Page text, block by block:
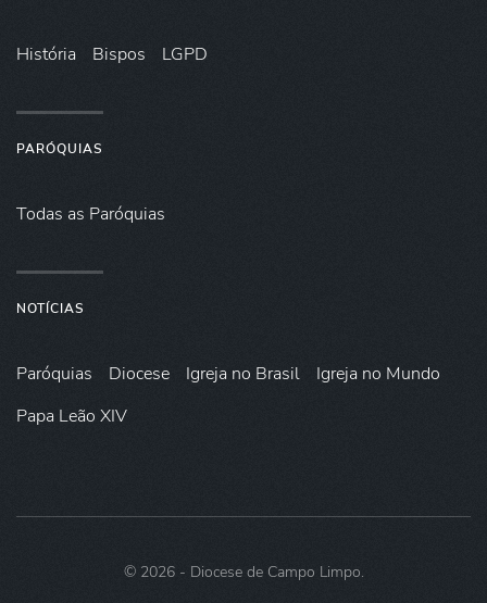
História Bispos LGPD
PARÓQUIAS
Todas as Paróquias
NOTÍCIAS
Paróquias Diocese Igreja no Brasil
Igreja no Mundo
Papa Leão XIV
© 2026- Diocese de Campo Limpo.